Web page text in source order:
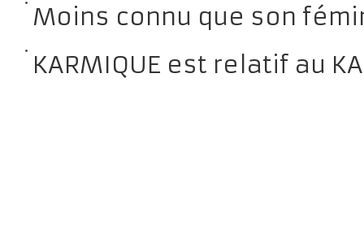
Moins connu que son
KARMIQUE est relatif au